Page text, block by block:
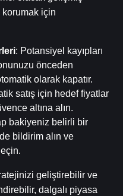
korumak için
: Potansiyel kayıpları
önceden
olarak kapatır.
satış için hedef fiyatlar
altına alın.
bakiyeniz belirli bir
bildirim alın ve
geliştirebilir ve
dalgalı piyasa